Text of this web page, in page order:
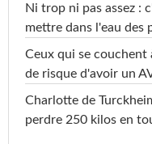
Ni trop ni pas assez :
mettre dans l'eau des
Ceux qui se couchent
de risque d'avoir un
Charlotte de
perdre 250 kilos en